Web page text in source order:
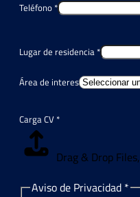
Teléfono *
Lugar de residencia *
Área de interes
Carga CV *
Drag & Drop Files,
Aviso de Privacidad *